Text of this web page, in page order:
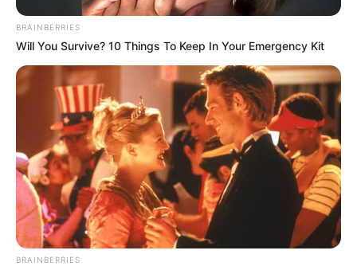
BRAINBERRIES
Will You Survive? 10 Things To Keep In Your Emergency Kit
BRAINBERRIES